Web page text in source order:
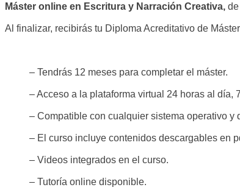
Máster online en Escritura y Narración Creativa,
Al finalizar, recibirás tu Diploma Acreditativo de
– Tendrás 12 meses para completar el máster.
– Acceso a la plataforma virtual 24 horas al día,
– Compatible con cualquier sistema operativo y
– El curso incluye contenidos descargables en
– Videos integrados en el curso.
– Tutoría online disponible.